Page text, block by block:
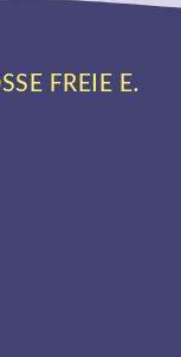
FREIE E. V